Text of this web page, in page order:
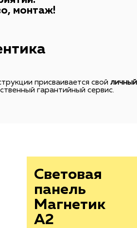
Магнетик
297х420мм
монтаж!
присваивается свой
гарантийный сервис.
Световая
панель
Магнетик
А2